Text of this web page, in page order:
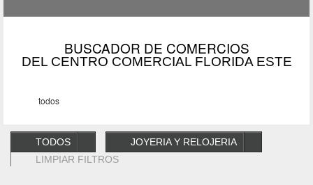
BUSCADOR DE COMERCIOS
DEL CENTRO COMERCIAL FLORIDA ESTE
TODOS
JOYERIA Y RELOJERIA
LIMPIAR FILTROS